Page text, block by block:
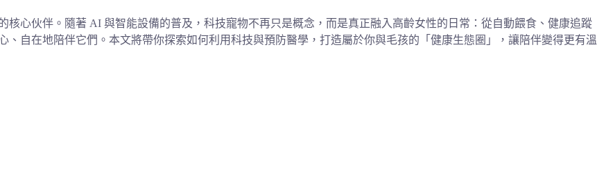
心伙伴。隨著 AI 與智能設備的普及，科技寵物不再只是概念，而是真正融入高齡女性的日常：從自動餵食、健康追蹤
自在地陪伴它們。本文將帶你探索如何利用科技與預防醫學，打造屬於你與毛孩的「健康生態圈」，讓陪伴變得更有溫